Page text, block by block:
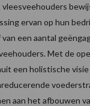
ervan op hun
een aantal
Met de
een holistische visie
aan het afbouwen